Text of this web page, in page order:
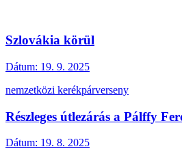
Szlovákia körül
Dátum: 19. 9. 2025
nemzetközi kerékpárverseny
Részleges útlezárás a Pálffy
Dátum: 19. 8. 2025